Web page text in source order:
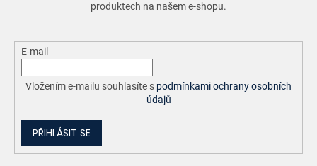
produktech na našem e-shopu.
E-mail
Vložením e-mailu souhlasíte s podmínkami ochrany osobních
údajů
PŘIHLÁSIT SE